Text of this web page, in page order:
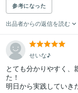
参考になった
出品者からの返信を読む
せいな♪
とても分かりやすく、
た！
明日から実践していき